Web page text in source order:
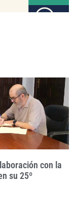
con la
su 25º